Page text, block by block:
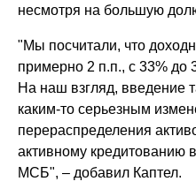
несмотря на большую
"Мы посчитали, что
примерно 2 п.п., с 33% до
На наш взгляд, введение
каким-то серьезным
перераспределения
активному кредитованию
МСБ", – добавил Каптел.